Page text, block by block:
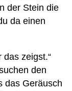
der Stein die
da einen
das zeigst.“
den
das Geräusch